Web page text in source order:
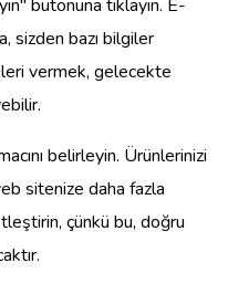
butonuna tıklayın. E-
sizden bazı bilgiler
vermek, gelecekte
belirleyin. Ürünlerinizi
sitenize daha fazla
çünkü bu, doğru